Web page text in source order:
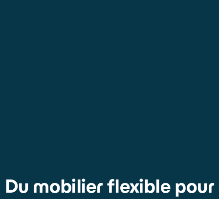
Du mobilier flexible pour